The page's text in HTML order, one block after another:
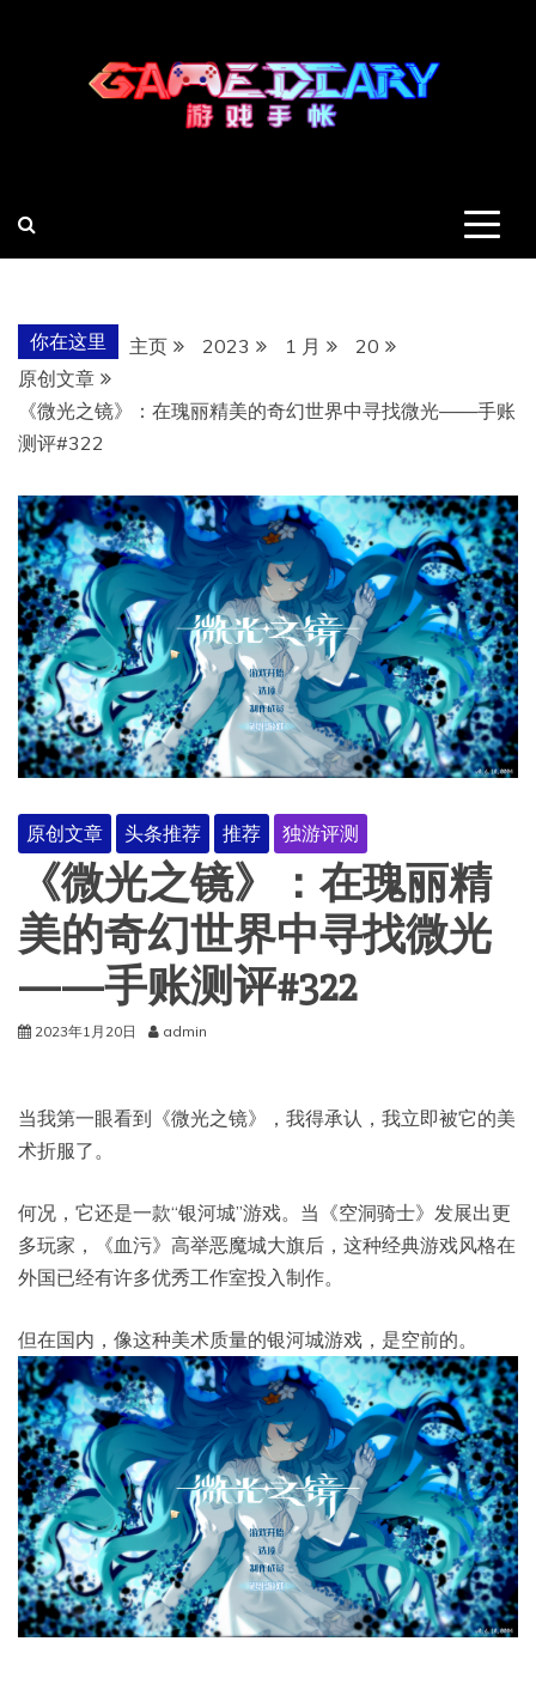
你在这里 主页 2023 1 月
20
原创文章
《微光之镜》：在瑰丽精美的奇幻世界中寻找微光——手账
测评#322
原创文章 头条推荐 推荐 独游评测
《微光之镜》：在瑰丽精
美的奇幻世界中寻找微光
——手账测评#322
2023年1月20日 admin
当我第一眼看到《微光之镜》，我得承认，我立即被它的美
术折服了。
何况，它还是一款“银河城”游戏。当《空洞骑士》发展出更
多玩家，《血污》高举恶魔城大旗后，这种经典游戏风格在
外国已经有许多优秀工作室投入制作。
但在国内，像这种美术质量的银河城游戏，是空前的。